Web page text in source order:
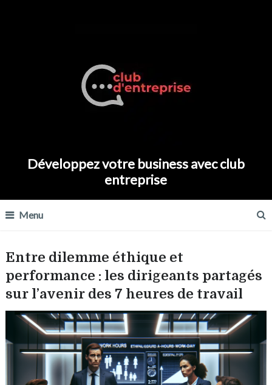
Développez votre business avec club
entreprise
Menu
Entre dilemme éthique et
performance : les dirigeants partagés
sur l’avenir des 7 heures de travail